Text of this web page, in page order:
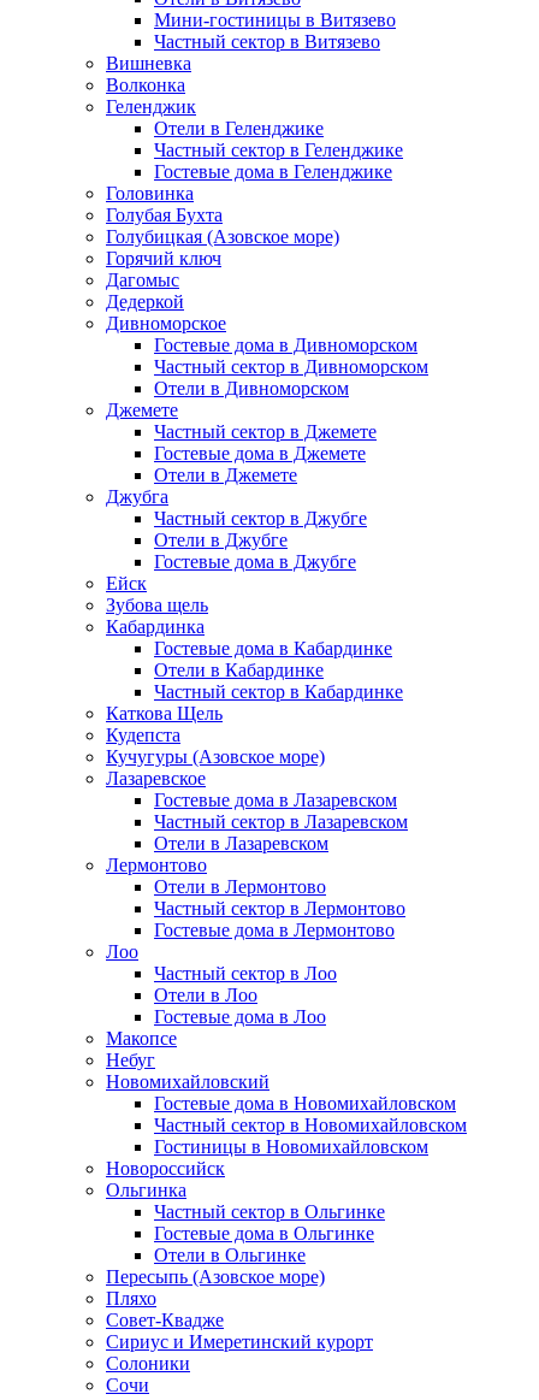
Мини-гостиницы в Витязево
Частный сектор в Витязево
Вишневка
Волконка
Геленджик
Отели в Геленджике
Частный сектор в Геленджике
Гостевые дома в Геленджике
Головинка
Голубая Бухта
Голубицкая (Азовское море)
Горячий ключ
Дагомыс
Дедеркой
Дивноморское
Гостевые дома в Дивноморском
Частный сектор в Дивноморском
Отели в Дивноморском
Джемете
Частный сектор в Джемете
Гостевые дома в Джемете
Отели в Джемете
Джубга
Частный сектор в Джубге
Отели в Джубге
Гостевые дома в Джубге
Ейск
Зубова щель
Кабардинка
Гостевые дома в Кабардинке
Отели в Кабардинке
Частный сектор в Кабардинке
Каткова Щель
Кудепста
Кучугуры (Азовское море)
Лазаревское
Гостевые дома в Лазаревском
Частный сектор в Лазаревском
Отели в Лазаревском
Лермонтово
Отели в Лермонтово
Частный сектор в Лермонтово
Гостевые дома в Лермонтово
Лоо
Частный сектор в Лоо
Отели в Лоо
Гостевые дома в Лоо
Макопсе
Небуг
Новомихайловский
Гостевые дома в Новомихайловском
Частный сектор в Новомихайловском
Гостиницы в Новомихайловском
Новороссийск
Ольгинка
Частный сектор в Ольгинке
Гостевые дома в Ольгинке
Отели в Ольгинке
Пересыпь (Азовское море)
Пляхо
Совет-Квадже
Сириус и Имеретинский курорт
Солоники
Сочи